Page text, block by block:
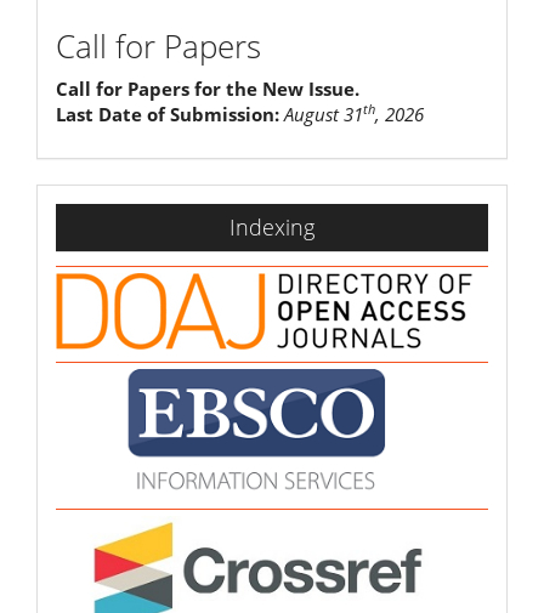
Call for Papers
Call for Papers for the New Issue.
Last Date of Submission: August 31th, 2026
indexing
Indexing